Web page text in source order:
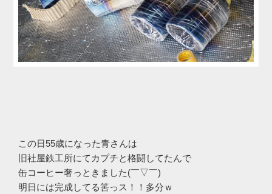
この日55歳になった青さんは
旧社屋鉄工所にてカプチと格闘してたんで
缶コーヒー奢っときました(￣▽￣)
明日には完成してる筈っス！！多分ｗ